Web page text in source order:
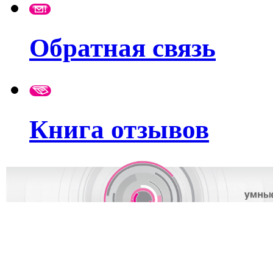
Обратная связь
Книга отзывов